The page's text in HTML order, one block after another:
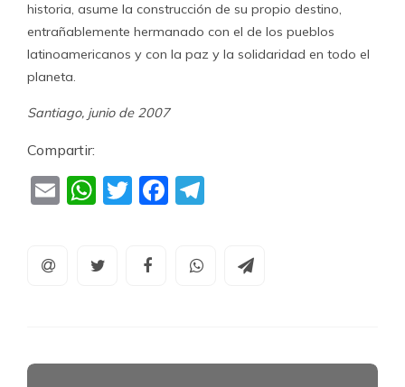
historia, asume la construcción de su propio destino,
entrañablemente hermanado con el de los pueblos
latinoamericanos y con la paz y la solidaridad en todo el
planeta.
Santiago, junio de 2007
Compartir:
EmailWhatsApp
TwitterFacebook